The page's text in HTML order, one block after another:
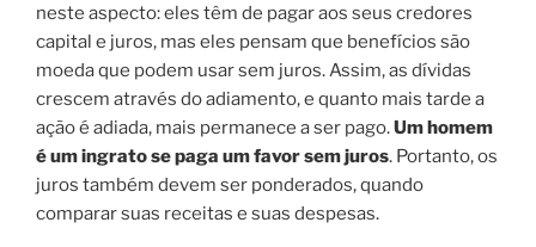
neste aspecto: eles têm de pagar aos seus credores
capital e juros, mas eles pensam que benefícios são
moeda que podem usar sem juros. Assim, as dívidas
crescem através do adiamento, e quanto mais tarde a
ação é adiada, mais permanece a ser pago.Um homem
é um ingrato se paga um favor sem juros. Portanto, os
juros também devem ser ponderados, quando
comparar suas receitas e suas despesas.